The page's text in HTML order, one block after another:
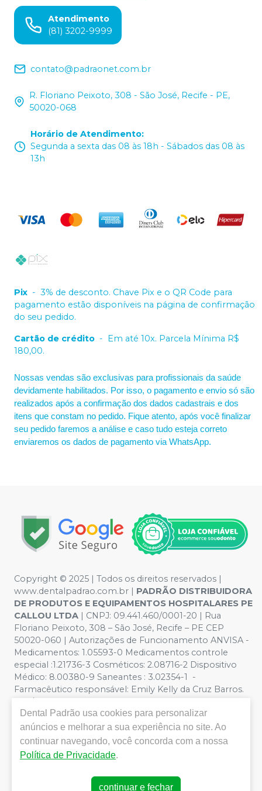
Atendimento
(81) 3202-9999
contato@padraonet.com.br
R. Floriano Peixoto, 308 - São José, Recife - PE,
50020-068
Horário de Atendimento:
Segunda a sexta das 08 às 18h - Sábados das 08 às
13h
Pix - 3% de desconto. Chave Pix e o QR Code para
pagamento estão disponíveis na página de confirmação
do seu pedido.
Cartão de crédito - Em até 10x. Parcela Mínima R$
180,00.
Nossas vendas são exclusivas para profissionais da saúde
devidamente habilitados. Por isso, o pagamento e envio só são
realizados após a confirmação dos dados cadastrais e dos
itens que constam no pedido. Fique atento, após você finalizar
seu pedido faremos a análise e caso tudo esteja correto
enviaremos os dados de pagamento via WhatsApp.
Copyright © 2025 | Todos os direitos reservados |
www.dentalpadrao.com.br | PADRÃO DISTRIBUIDORA
DE PRODUTOS E EQUIPAMENTOS HOSPITALARES PE
CALLOU LTDA | CNPJ: 09.441.460/0001-20 | Rua
Floriano Peixoto, 308 – São José, Recife – PE CEP
50020-060 | Autorizações de Funcionamento ANVISA -
Medicamentos: 1.05593-0 Medicamentos controle
especial :1.21736-3 Cosméticos: 2.08716-2 Dispositivo
Médico: 8.00380-9 Saneantes : 3.02354-1 -
Farmacêutico responsável: Emily Kelly da Cruz Barros.
CRF/PE nº 10109 | Política de Privacidade e Segurança -
Fotos meramente ilustrativas - Os preços e condições
da loja virtual estão sujeitos a alterações. Em caso de
divergência de preços no site, o valor válido é o do
Carrinho de Compra. Não vendemos por atacado, por
isso nos reservamos o direito de não atender compras
de grandes volumes pelo site.
Dental Padrão usa cookies para personalizar
anúncios e melhorar a sua experiência no site. Ao
continuar navegando, você concorda com a nossa
Política de Privacidade.
continuar e fechar